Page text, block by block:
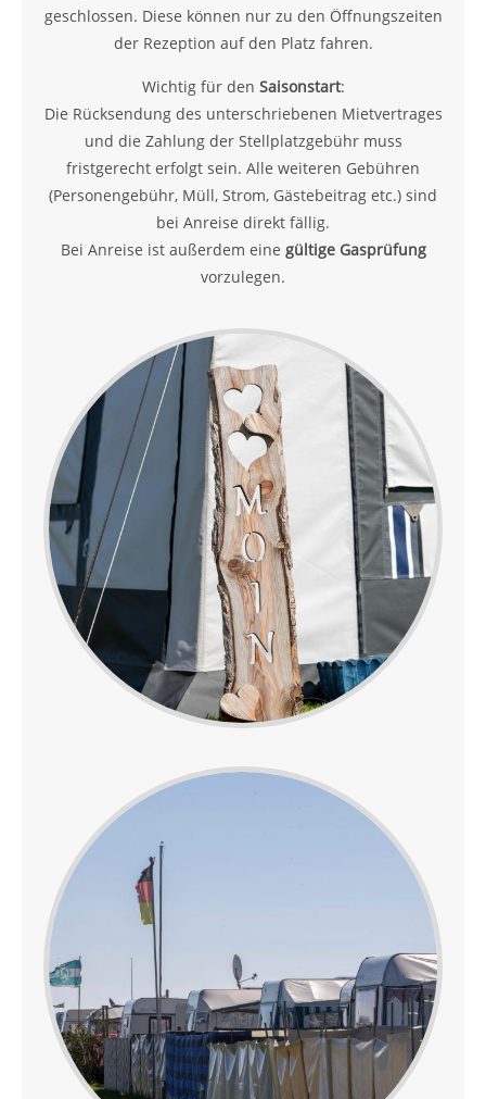
geschlossen. Diese können nur zu den Öffnungszeiten
der Rezeption auf den Platz fahren.
Wichtig für den Saisonstart:
Die Rücksendung des unterschriebenen Mietvertrages
und die Zahlung der Stellplatzgebühr muss
fristgerecht erfolgt sein. Alle weiteren Gebühren
(Personengebühr, Müll, Strom, Gästebeitrag etc.) sind
bei Anreise direkt fällig.
Bei Anreise ist außerdem eine gültige Gasprüfung
vorzulegen.